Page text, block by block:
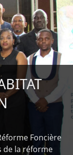
Foncière
de la réforme